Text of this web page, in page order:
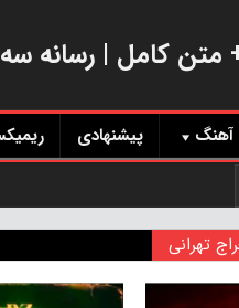
متن کامل | رسانه سه
پیشنهادی
تهرانی